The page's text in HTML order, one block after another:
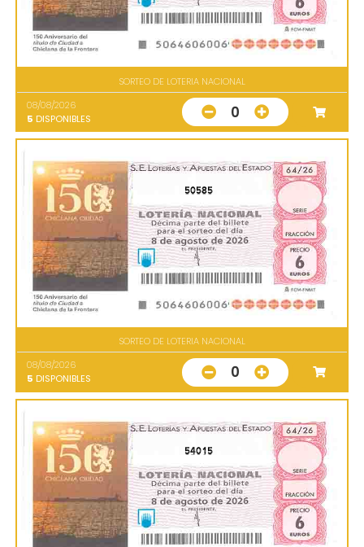
SORTEO DE LOTERIA NACIONAL
08/08/2026
5 DISPONIBLES 0
50585
SORTEO DE LOTERIA NACIONAL
08/08/2026
5 DISPONIBLES 0
54015